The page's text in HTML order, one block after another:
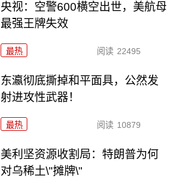
央视：空警600横空出世，美航母
最强王牌失效
最热 阅读 22495
东瀛彻底撕掉和平面具，公然发
射进攻性武器！
最热 阅读 10879
美利坚资源收割局：特朗普为何
对乌稀土\"摊牌\"